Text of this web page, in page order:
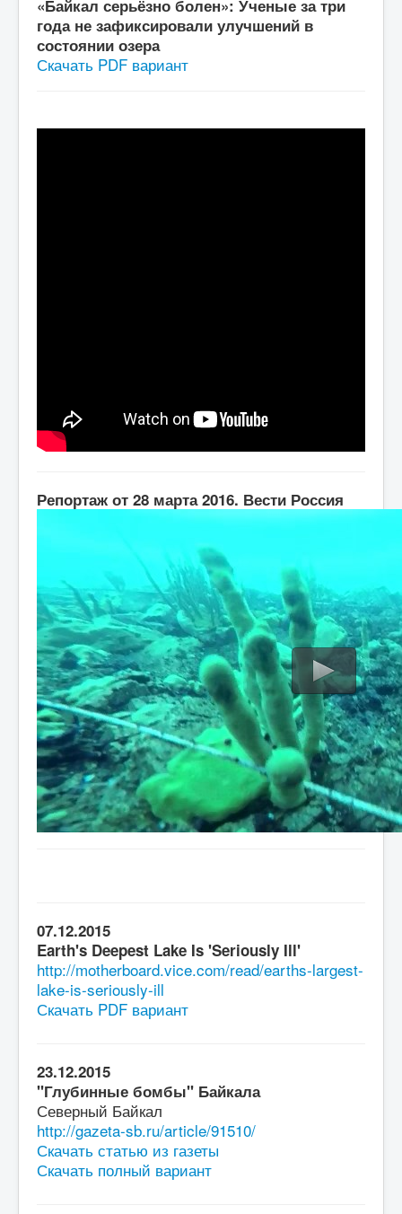
СМИ о нас
«Байкал серьёзно болен»: Ученые за три
года не зафиксировали улучшений в
состоянии озера
Скачать PDF вариант
Репортаж от 28 марта 2016. Вести Россия
07.12.2015
Earth's Deepest Lake Is 'Seriously Ill'
http://motherboard.vice.com/read/earths-largest-
lake-is-seriously-ill
Скачать PDF вариант
23.12.2015
"Глубинные бомбы" Байкала
Северный Байкал
http://gazeta-sb.ru/article/91510/
Скачать статью из газеты
Скачать полный вариант